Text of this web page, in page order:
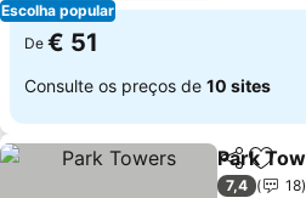
Escolha popular
De € 51
Consulte os preços de 10 sites
Partilhar
Park
7,4
18